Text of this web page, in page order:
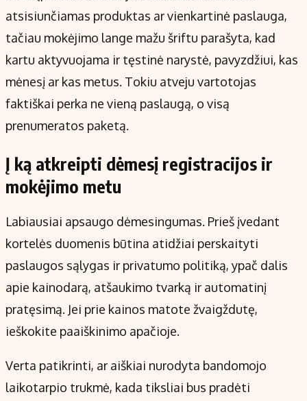
atsisiunčiamas produktas ar vienkartinė paslauga,
tačiau mokėjimo lange mažu šriftu parašyta, kad
kartu aktyvuojama ir tęstinė narystė, pavyzdžiui, kas
mėnesį ar kas metus. Tokiu atveju vartotojas
faktiškai perka ne vieną paslaugą, o visą
prenumeratos paketą.
Į ką atkreipti dėmesį registracijos ir
mokėjimo metu
Labiausiai apsaugo dėmesingumas. Prieš įvedant
kortelės duomenis būtina atidžiai perskaityti
paslaugos sąlygas ir privatumo politiką, ypač dalis
apie kainodarą, atšaukimo tvarką ir automatinį
pratęsimą. Jei prie kainos matote žvaigždutę,
ieškokite paaiškinimo apačioje.
Verta patikrinti, ar aiškiai nurodyta bandomojo
laikotarpio trukmė, kada tiksliai bus pradėti